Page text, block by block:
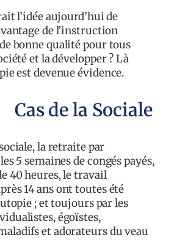
l’idée aujourd’hui de
de l’instruction
bonne qualité pour tous
et la développer ? Là
est devenue évidence.
de la Sociale
la retraite par
5 semaines de congés payés,
40 heures, le travail
14 ans ont toutes été
; et toujours par les
égoïstes,
et adorateurs du veau